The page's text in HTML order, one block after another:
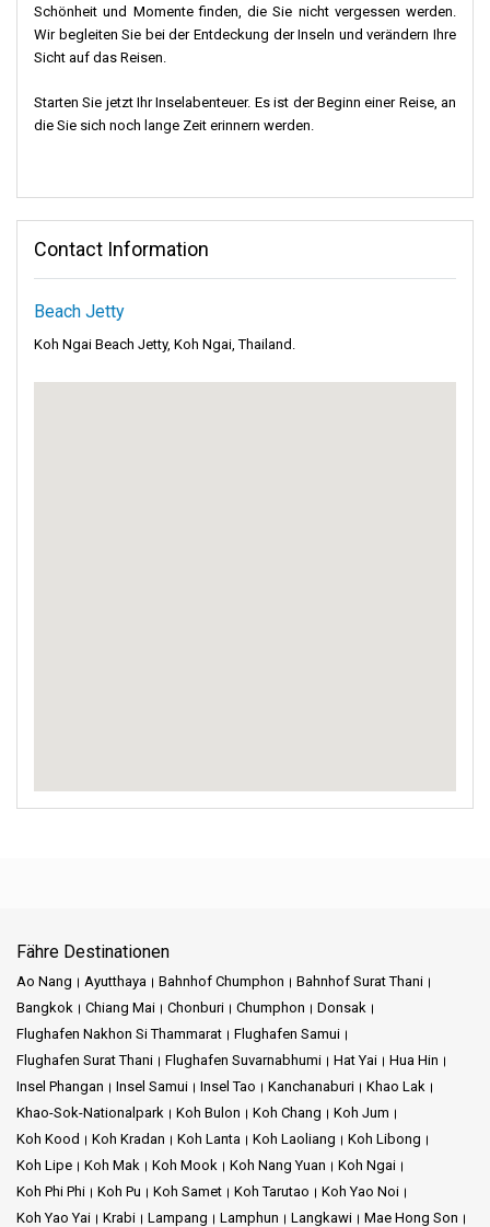
Schönheit und Momente finden, die Sie nicht vergessen werden.
Wir begleiten Sie bei der Entdeckung der Inseln und verändern Ihre
Sicht auf das Reisen.
Starten Sie jetzt Ihr Inselabenteuer. Es ist der Beginn einer Reise, an
die Sie sich noch lange Zeit erinnern werden.
Contact Information
Beach Jetty
Koh Ngai Beach Jetty, Koh Ngai, Thailand.
Fähre Destinationen
Ao Nang Ayutthaya Bahnhof Chumphon
Bahnhof Surat Thani
Bangkok
Chiang Mai Chonburi Chumphon
Donsak
Flughafen Nakhon Si Thammarat
Flughafen Samui
Flughafen Surat Thani
Flughafen Suvarnabhumi Hat Yai
Hua Hin
Insel Phangan
Insel Samui Insel Tao Kanchanaburi
Khao Lak
Khao-Sok-Nationalpark
Koh Bulon Koh Chang
Koh Jum
Koh Kood
Koh Kradan Koh Lanta Koh Laoliang
Koh Libong
Koh Lipe
Koh Mak Koh Mook Koh Nang Yuan
Koh Ngai
Koh Phi Phi
Koh Pu Koh Samet Koh Tarutao
Koh Yao Noi
Koh Yao Yai
Krabi Lampang Lamphun Langkawi
Mae Hong Son